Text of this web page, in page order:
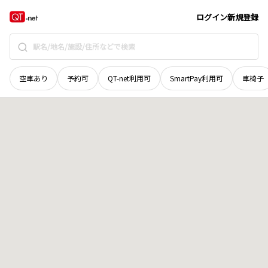
ログイン新規登録
空車あり 予約可 QT-net利用可 SmartPay利用可 車椅子
栃木県